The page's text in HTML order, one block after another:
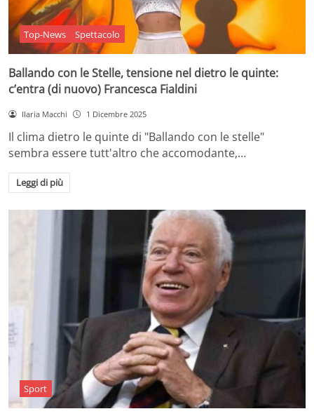
Top-News Spettacolo
Ballando con le Stelle, tensione nel dietro le quinte:
c’entra (di nuovo) Francesca Fialdini
Ilaria Macchi 1 Dicembre 2025
Il clima dietro le quinte di "Ballando con le stelle"
sembra essere tutt'altro che accomodante,…
Leggi di più
Sport